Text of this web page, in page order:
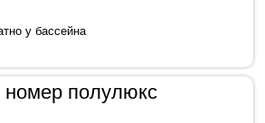
у бассейна
полулюкс